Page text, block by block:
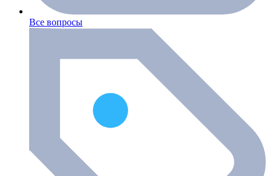
Все вопросы